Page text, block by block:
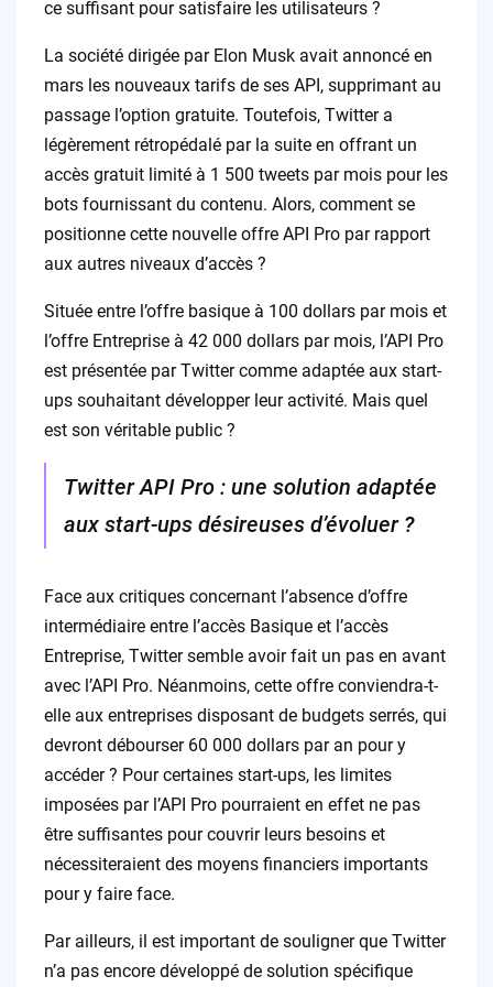
ce suffisant pour satisfaire les utilisateurs ?
La société dirigée par Elon Musk avait annoncé en
mars les nouveaux tarifs de ses API, supprimant au
passage l’option gratuite. Toutefois, Twitter a
légèrement rétropédalé par la suite en offrant un
accès gratuit limité à 1 500 tweets par mois pour les
bots fournissant du contenu. Alors, comment se
positionne cette nouvelle offre API Pro par rapport
aux autres niveaux d’accès ?
Située entre l’offre basique à 100 dollars par mois et
l’offre Entreprise à 42 000 dollars par mois, l’API Pro
est présentée par Twitter comme adaptée aux start-
ups souhaitant développer leur activité. Mais quel
est son véritable public ?
Twitter API Pro : une solution adaptée
aux start-ups désireuses d’évoluer ?
Face aux critiques concernant l’absence d’offre
intermédiaire entre l’accès Basique et l’accès
Entreprise, Twitter semble avoir fait un pas en avant
avec l’API Pro. Néanmoins, cette offre conviendra-t-
elle aux entreprises disposant de budgets serrés, qui
devront débourser 60 000 dollars par an pour y
accéder ? Pour certaines start-ups, les limites
imposées par l’API Pro pourraient en effet ne pas
être suffisantes pour couvrir leurs besoins et
nécessiteraient des moyens financiers importants
pour y faire face.
Par ailleurs, il est important de souligner que Twitter
n’a pas encore développé de solution spécifique